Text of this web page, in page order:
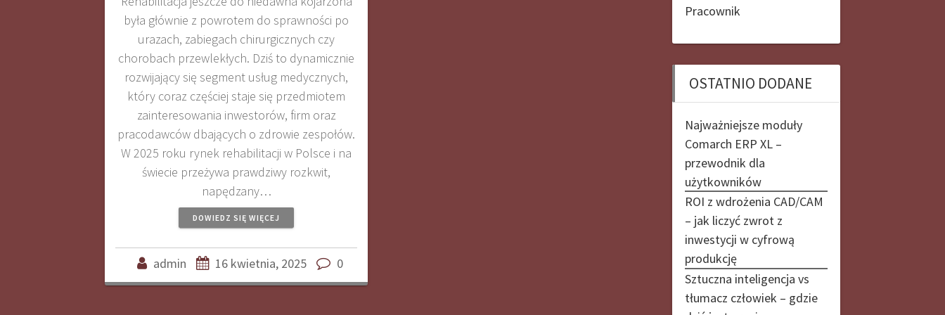
była głównie z powrotem do sprawności po
urazach, zabiegach chirurgicznych czy
chorobach przewlekłych. Dziś to dynamicznie
rozwijający się segment usług medycznych,
który coraz częściej staje się przedmiotem
zainteresowania inwestorów, firm oraz
pracodawców dbających o zdrowie zespołów.
W 2025 roku rynek rehabilitacji w Polsce i na
świecie przeżywa prawdziwy rozkwit,
napędzany…
DOWIEDZ SIĘ WIĘCEJ
admin 16 kwietnia, 2025 0
Pracownik
OSTATNIO DODANE
Najważniejsze moduły
Comarch ERP XL –
przewodnik dla
użytkowników
ROI z wdrożenia CAD/CAM
– jak liczyć zwrot z
inwestycji w cyfrową
produkcję
Sztuczna inteligencja vs
tłumacz człowiek – gdzie